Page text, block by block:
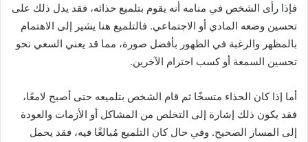
فإذا رأى الشخص في منامه أنه يقوم بتلميع حذائه، فقد يدل ذلك على
تحسين وضعه المادي أو الاجتماعي. فالتلميع هنا يشير إلى الاهتمام
بالمظهر والرغبة في الظهور بأفضل صورة، مما قد يعني السعي نحو
تحسين السمعة أو كسب احترام الآخرين.
أما إذا كان الحذاء متسخًا ثم قام الشخص بتلميعه حتى أصبح لامعًا،
فقد يكون ذلك إشارة إلى التخلص من المشاكل أو الأزمات والعودة
إلى المسار الصحيح. وفي حال كان التلميع مُبالغًا فيه، فقد يحمل